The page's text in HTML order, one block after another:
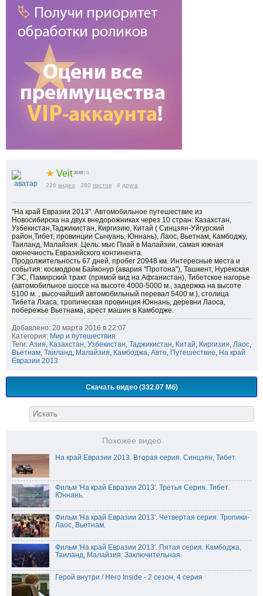
★ Veit 3648 | 0
226 видео 280 постов 4 друга
"На край Евразии 2013". Автомобильное путешествие из
Новосибирска на двух внедорожниках через 10 стран: Казахстан,
Узбекистан,Таджикистан, Киргизию, Китай ( Синцзян-Уйгурский
район,Тибет, провинции Сычуань, Юннань), Лаос, Вьетнам, Камбоджу,
Таиланд, Малайзия. Цель: мыс Пиай в Малайзии, самая южная
оконечность Евразийского континента.
Продолжительность 67 дней, пробег 20948 км. Интересные места и
события: космодром Байконур (авария "Протона"), Ташкент, Нурекская
ГЭС, Памирский тракт (прямой вид на Афганистан), Тибетское нагорье
(автомобильное шоссе на высоте 4000-5000 м., задержка на высоте
5100 м. , высочайший автомобильный перевал 5400 м.), столица
Тибета Лхаса, тропическая провинция Юннань, деревни Лаоса,
побережье Вьетнама, арест машин в Камбодже.
Добавлено: 20 марта 2016 в 22:07
Категория: Мир и путешествия
Теги: Азия, Казахстан, Узбекистан, Таджикистан, Китай, Киргизия, Лаос,
Вьетнам, Таиланд, Малайзия, Камбоджа, Авто, Путешествие, На край
Евразии 2013
Скачать видео (332.07 Мб)
Похожее видео
На край Евразии 2013. Вторая серия. Синцзян, Тибет.
Фильм 'На край Евразии 2013'. Третья Серия. Тибет.
Юннань.
Фильм 'На край Евразии 2013'. Четвертая серия. Тропики-
Лаос, Вьетнам.
Фильм 'На край Евразии 2013'. Пятая серия. Камбоджа,
Таиланд, Малайзия. Заключительная.
Герой внутри / Hero Inside - 2 сезон, 4 серия